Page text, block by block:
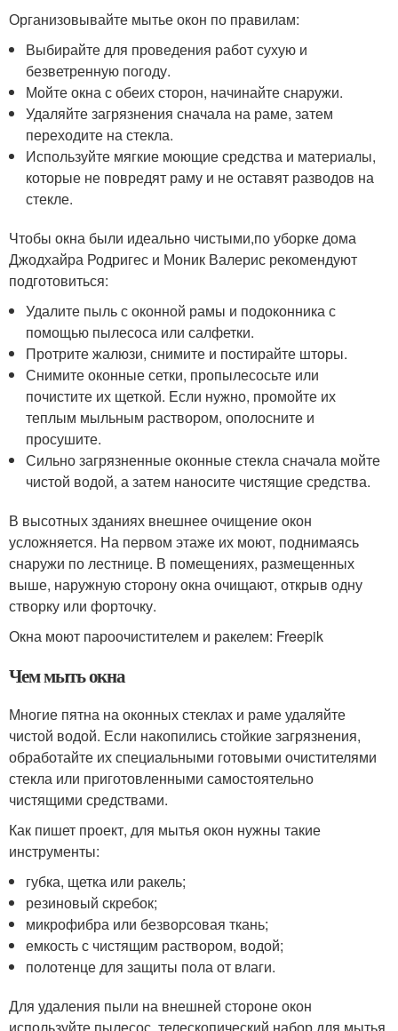
Организовывайте мытье окон по правилам:
Выбирайте для проведения работ сухую и
безветренную погоду.
Мойте окна с обеих сторон, начинайте снаружи.
Удаляйте загрязнения сначала на раме, затем
переходите на стекла.
Используйте мягкие моющие средства и материалы,
которые не повредят раму и не оставят разводов на
стекле.
Чтобы окна были идеально чистыми,по уборке дома
Джодхайра Родригес и Моник Валерис рекомендуют
подготовиться:
Удалите пыль с оконной рамы и подоконника с
помощью пылесоса или салфетки.
Протрите жалюзи, снимите и постирайте шторы.
Снимите оконные сетки, пропылесосьте или
почистите их щеткой. Если нужно, промойте их
теплым мыльным раствором, ополосните и
просушите.
Сильно загрязненные оконные стекла сначала мойте
чистой водой, а затем наносите чистящие средства.
В высотных зданиях внешнее очищение окон
усложняется. На первом этаже их моют, поднимаясь
снаружи по лестнице. В помещениях, размещенных
выше, наружную сторону окна очищают, открыв одну
створку или форточку.
Окна моют пароочистителем и ракелем: Freepik
Чем мыть окна
Многие пятна на оконных стеклах и раме удаляйте
чистой водой. Если накопились стойкие загрязнения,
обработайте их специальными готовыми очистителями
стекла или приготовленными самостоятельно
чистящими средствами.
Как пишет проект, для мытья окон нужны такие
инструменты:
губка, щетка или ракель;
резиновый скребок;
микрофибра или безворсовая ткань;
емкость с чистящим раствором, водой;
полотенце для защиты пола от влаги.
Для удаления пыли на внешней стороне окон
используйте пылесос, телескопический набор для мытья